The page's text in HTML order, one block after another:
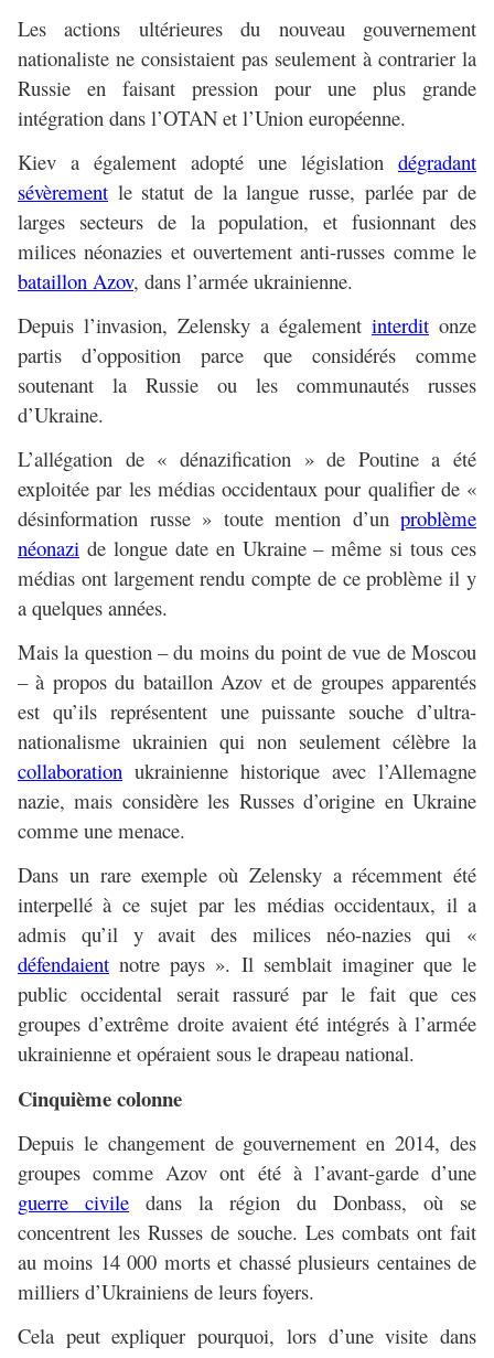
Les actions ultérieures du nouveau gouvernement
nationaliste ne consistaient pas seulement à contrarier la
Russie en faisant pression pour une plus grande
intégration dans l’OTAN et l’Union européenne.
Kiev a également adopté une législation dégradant
sévèrement le statut de la langue russe, parlée par de
larges secteurs de la population, et fusionnant des
milices néonazies et ouvertement anti-russes comme le
bataillon Azov, dans l’armée ukrainienne.
Depuis l’invasion, Zelensky a également interdit onze
partis d’opposition parce que considérés comme
soutenant la Russie ou les communautés russes
d’Ukraine.
L’allégation de « dénazification » de Poutine a été
exploitée par les médias occidentaux pour qualifier de «
désinformation russe » toute mention d’un problème
néonazi de longue date en Ukraine – même si tous ces
médias ont largement rendu compte de ce problème il y
a quelques années.
Mais la question – du moins du point de vue de Moscou
– à propos du bataillon Azov et de groupes apparentés
est qu’ils représentent une puissante souche d’ultra-
nationalisme ukrainien qui non seulement célèbre la
collaboration ukrainienne historique avec l’Allemagne
nazie, mais considère les Russes d’origine en Ukraine
comme une menace.
Dans un rare exemple où Zelensky a récemment été
interpellé à ce sujet par les médias occidentaux, il a
admis qu’il y avait des milices néo-nazies qui «
défendaient notre pays ». Il semblait imaginer que le
public occidental serait rassuré par le fait que ces
groupes d’extrême droite avaient été intégrés à l’armée
ukrainienne et opéraient sous le drapeau national.
Cinquième colonne
Depuis le changement de gouvernement en 2014, des
groupes comme Azov ont été à l’avant-garde d’une
guerre civile dans la région du Donbass, où se
concentrent les Russes de souche. Les combats ont fait
au moins 14 000 morts et chassé plusieurs centaines de
milliers d’Ukrainiens de leurs foyers.
Cela peut expliquer pourquoi, lors d’une visite dans